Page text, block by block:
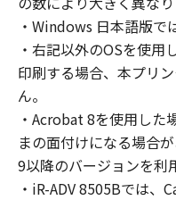
Computer to use
that you must
abide by the terms
shall be subject
You may make one
solely for a back-
・Windows 日本語版で
・右記以外のOSを使用
印刷する場合、本プリ
ん。
・Acrobat 8を使用した
まの面付けになる場合
9以降のバージョンを利
・iR-ADV 8505Bでは、